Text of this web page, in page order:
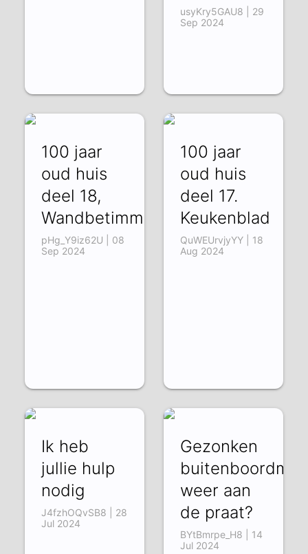
usyKry5GAU8 | 29
Sep 2024
100 jaar
oud huis
deel 18,
Wandbetimmering
pHg_Y9iz62U | 08
Sep 2024
100 jaar
oud huis
deel 17.
Keukenblad
QuWEUrvjyYY | 18
Aug 2024
Ik heb
jullie hulp
nodig
J4fzhOQvSB8 | 28
Jul 2024
Gezonken
weer aan
de praat?
BYtBmrpe_H8 | 14
Jul 2024